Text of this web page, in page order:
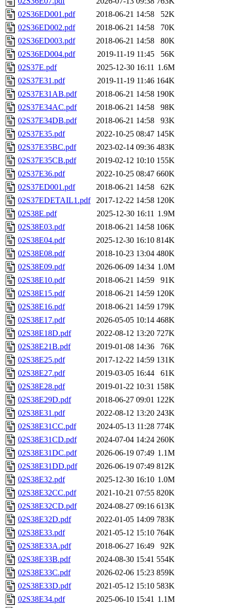
02S36ED001.pdf
2018-06-21 14:58
52K
02S36ED002.pdf
2018-06-21 14:58
70K
02S36ED003.pdf
2018-06-21 14:58
80K
02S36ED004.pdf
2019-11-19 11:45
56K
02S37E.pdf
2025-12-30 16:11 1.6M
02S37E31.pdf
2019-11-19 11:46 164K
02S37E31AB.pdf
2018-06-21 14:58 190K
02S37E34AC.pdf
2018-06-21 14:58
98K
02S37E34DB.pdf
2018-06-21 14:58
93K
02S37E35.pdf
2022-10-25 08:47 145K
02S37E35BC.pdf
2023-02-14 09:36 483K
02S37E35CB.pdf
2019-02-12 10:10 155K
02S37E36.pdf
2022-10-25 08:47 660K
02S37ED001.pdf
2018-06-21 14:58
62K
02S37EDETAIL1.pdf
2017-12-22 14:58 120K
02S38E.pdf
2025-12-30 16:11 1.9M
02S38E03.pdf
2018-06-21 14:58 106K
02S38E04.pdf
2025-12-30 16:10 814K
02S38E08.pdf
2018-10-23 13:04 480K
02S38E09.pdf
2026-06-09 14:34 1.0M
02S38E10.pdf
2018-06-21 14:59
91K
02S38E15.pdf
2018-06-21 14:59 120K
02S38E16.pdf
2018-06-21 14:59 179K
02S38E17.pdf
2026-05-05 10:14 468K
02S38E18D.pdf
2022-08-12 13:20 727K
02S38E21B.pdf
2019-01-08 14:36
76K
02S38E25.pdf
2017-12-22 14:59 131K
02S38E27.pdf
2019-03-05 16:44
61K
02S38E28.pdf
2019-01-22 10:31 158K
02S38E29D.pdf
2018-06-27 09:01 122K
02S38E31.pdf
2022-08-12 13:20 243K
02S38E31CC.pdf
2024-05-13 11:28 774K
02S38E31CD.pdf
2024-07-04 14:24 260K
02S38E31DC.pdf
2026-06-19 07:49 1.1M
02S38E31DD.pdf
2026-06-19 07:49 812K
02S38E32.pdf
2025-12-30 16:10 1.0M
02S38E32CC.pdf
2021-10-21 07:55 820K
02S38E32CD.pdf
2024-08-27 09:16 613K
02S38E32D.pdf
2022-01-05 14:09 783K
02S38E33.pdf
2021-05-12 15:10 764K
02S38E33A.pdf
2018-06-27 16:49
92K
02S38E33B.pdf
2024-08-30 15:41 554K
02S38E33C.pdf
2026-02-06 15:23 859K
02S38E33D.pdf
2021-05-12 15:10 583K
02S38E34.pdf
2025-06-10 15:41 1.1M